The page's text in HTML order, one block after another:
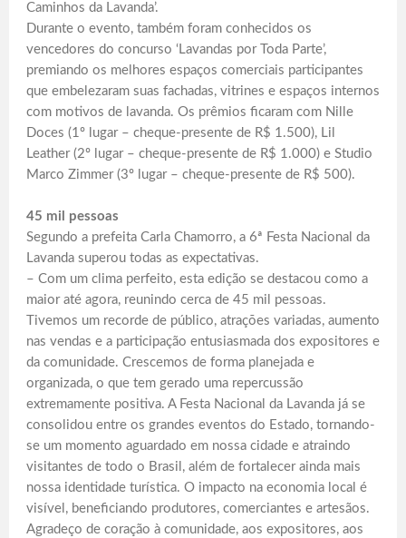
Caminhos da Lavanda’.
Durante o evento, também foram conhecidos os
vencedores do concurso ‘Lavandas por Toda Parte’,
premiando os melhores espaços comerciais participantes
que embelezaram suas fachadas, vitrines e espaços internos
com motivos de lavanda. Os prêmios ficaram com Nille
Doces (1º lugar – cheque-presente de R$ 1.500), Lil
Leather (2º lugar – cheque-presente de R$ 1.000) e Studio
Marco Zimmer (3º lugar – cheque-presente de R$ 500).
45 mil pessoas
Segundo a prefeita Carla Chamorro, a 6ª Festa Nacional da
Lavanda superou todas as expectativas.
– Com um clima perfeito, esta edição se destacou como a
maior até agora, reunindo cerca de 45 mil pessoas.
Tivemos um recorde de público, atrações variadas, aumento
nas vendas e a participação entusiasmada dos expositores e
da comunidade. Crescemos de forma planejada e
organizada, o que tem gerado uma repercussão
extremamente positiva. A Festa Nacional da Lavanda já se
consolidou entre os grandes eventos do Estado, tornando-
se um momento aguardado em nossa cidade e atraindo
visitantes de todo o Brasil, além de fortalecer ainda mais
nossa identidade turística. O impacto na economia local é
visível, beneficiando produtores, comerciantes e artesãos.
Agradeço de coração à comunidade, aos expositores, aos